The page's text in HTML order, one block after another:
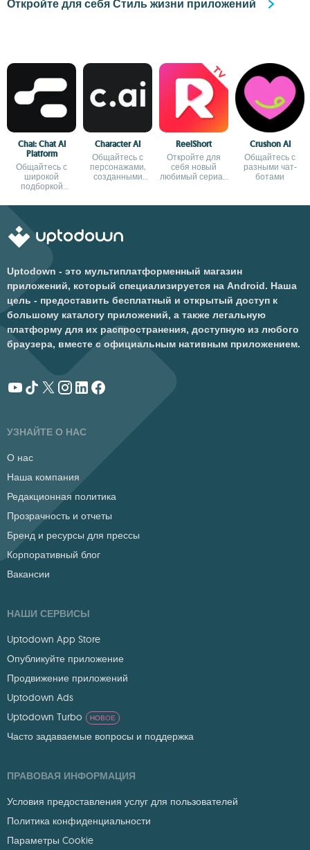
Откройте для себя Стиль жизни приложений
Chai: Chat AI
Platform
Общайтесь с
широкой
подборкой
персонажей
Character AI
Общайтесь с
персонажами,
созданными
ReelShort
Откройте для
себя новый
любимый сериал
Crushon AI
Общайтесь с
разными чат-
ботами
Uptodown - это мультиплатформенный магазин
приложений, который специализируется на Android. Наша
цель - предоставить бесплатный и открытый доступ к
большому каталогу приложений, а также легальную
платформу для их распространения, доступную из любого
браузера, вместе с официальным нативным приложением.
УЗНАЙТЕ О НАС
О нас
Наша компания
Редакционная политика
Прозрачность и отчеты
Бренд и ресурсы для прессы
Корпоративный блог
Вакансии
НАШИ СЕРВИСЫ
Uptodown App Store
Опубликуйте приложение
Продвижение приложений
Uptodown Ads
Uptodown Turbo
НОВОЕ
Часто задаваемые вопросы и поддержка
ПРАВОВАЯ ИНФОРМАЦИЯ
Условия предоставления услуг для пользователей
Политика конфиденциальности
Параметры Cookie